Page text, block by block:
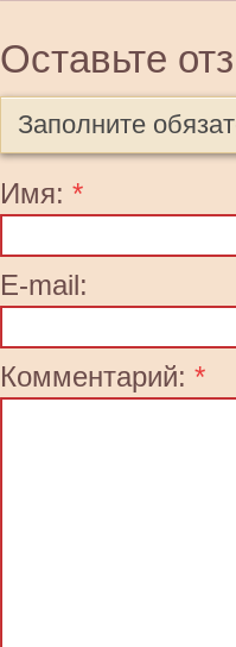
Оставьте
Заполните
Имя: *
E-mail:
Комментарий: *